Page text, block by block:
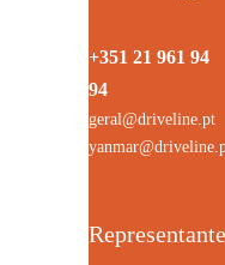
+351 21 961 94
94
geral@driveline.pt